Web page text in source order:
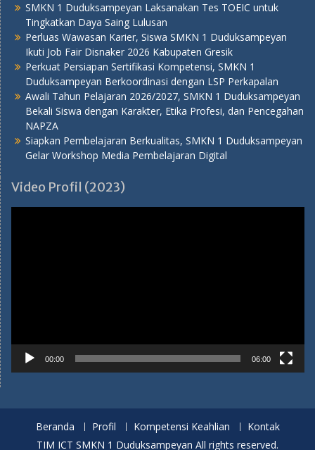
SMKN 1 Duduksampeyan Laksanakan Tes TOEIC untuk
Tingkatkan Daya Saing Lulusan
Perluas Wawasan Karier, Siswa SMKN 1 Duduksampeyan
Ikuti Job Fair Disnaker 2026 Kabupaten Gresik
Perkuat Persiapan Sertifikasi Kompetensi, SMKN 1
Duduksampeyan Berkoordinasi dengan LSP Perkapalan
Awali Tahun Pelajaran 2026/2027, SMKN 1 Duduksampeyan
Bekali Siswa dengan Karakter, Etika Profesi, dan Pencegahan
NAPZA
Siapkan Pembelajaran Berkualitas, SMKN 1 Duduksampeyan
Gelar Workshop Media Pembelajaran Digital
Video Profil (2023)
00:00 06:00
Beranda Profil Kompetensi Keahlian
Kontak
TIM ICT SMKN 1 Duduksampeyan All rights reserved.